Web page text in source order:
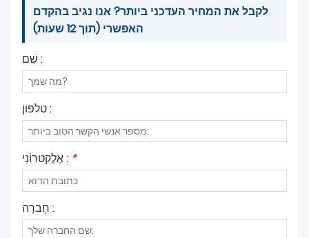
קריסטל עשויים כולם מדמויות
גיאומטריות, בניגוד ממתכת שניתן ליצוק
וליצוק, כך שלא ניתן ליצור צורות
לקבל את המחיר העדכני ביותר? אנו נגיב בהקדם
האפשרי (תוך 12 שעות)
שֵׁם :
טלפון :
אֶלֶקטרוֹנִי : *
חֶברָה :